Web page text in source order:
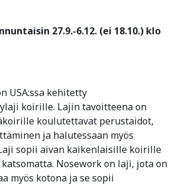
27.9.-6.12. (ei 18.10.) klo
USA:ssa kehitetty
koirille. Lajin tavoitteena on
koulutettavat perustaidot,
ja halutessaan myös
sopii aivan kaikenlaisille koirille
Nosework on laji, jota on
myös kotona ja se sopii